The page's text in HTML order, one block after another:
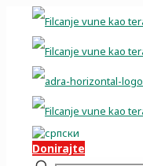
Donirajte